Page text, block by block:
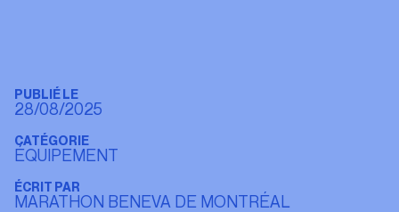
PUBLIÉ LE
28/08/2025
CATÉGORIE
ÉQUIPEMENT
ÉCRIT PAR
MARATHON BENEVA DE MONTRÉAL